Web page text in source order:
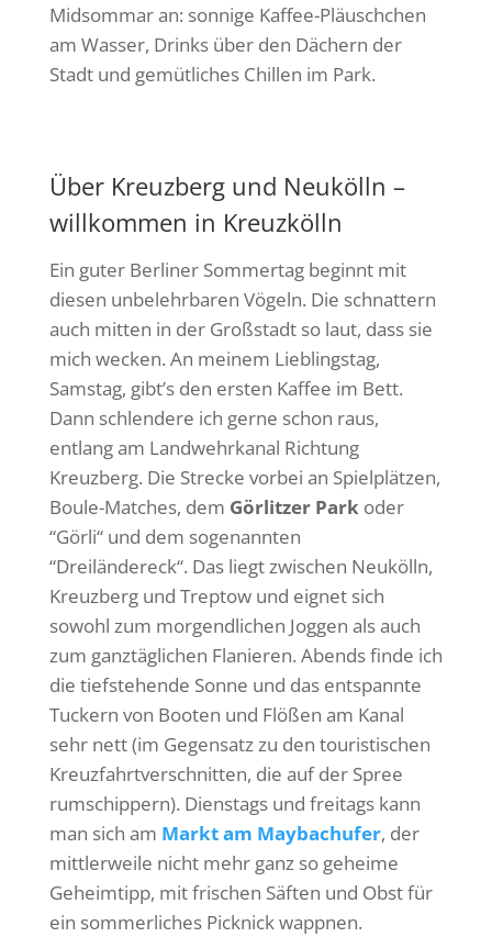
Midsommar an: sonnige Kaffee-Pläuschchen
am Wasser, Drinks über den Dächern der
Stadt und gemütliches Chillen im Park.
Über Kreuzberg und Neukölln –
willkommen in Kreuzkölln
Ein guter Berliner Sommertag beginnt mit
diesen unbelehrbaren Vögeln. Die schnattern
auch mitten in der Großstadt so laut, dass sie
mich wecken. An meinem Lieblingstag,
Samstag, gibt’s den ersten Kaffee im Bett.
Dann schlendere ich gerne schon raus,
entlang am Landwehrkanal Richtung
Kreuzberg. Die Strecke vorbei an Spielplätzen,
Boule-Matches, dem Görlitzer Parkoder
“Görli“ und dem sogenannten
“Dreiländereck“. Das liegt zwischen Neukölln,
Kreuzberg und Treptow und eignet sich
sowohl zum morgendlichen Joggen als auch
zum ganztäglichen Flanieren. Abends finde ich
die tiefstehende Sonne und das entspannte
Tuckern von Booten und Flößen am Kanal
sehr nett (im Gegensatz zu den touristischen
Kreuzfahrtverschnitten, die auf der Spree
rumschippern). Dienstags und freitags kann
man sich am Markt am Maybachufer, der
mittlerweile nicht mehr ganz so geheime
Geheimtipp, mit frischen Säften und Obst für
ein sommerliches Picknick wappnen.